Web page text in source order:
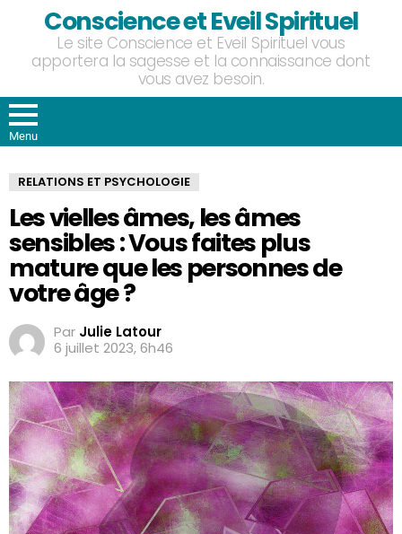
Conscience et Eveil Spirituel
Le site Conscience et Eveil Spirituel vous
apportera la sagesse et la connaissance dont
vous avez besoin.
Menu
RELATIONS ET PSYCHOLOGIE
Les vielles âmes, les âmes
sensibles : Vous faites plus
mature que les personnes de
votre âge ?
Par Julie Latour
6 juillet 2023, 6h46